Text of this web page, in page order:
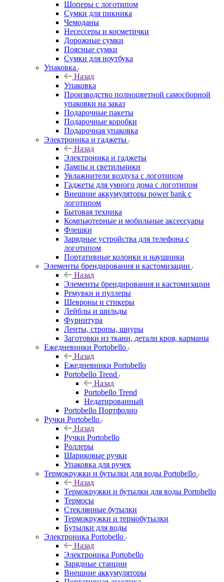
Шоперы с логотипом
Сумки для пикника
Чемоданы
Несессеры и косметички
Дорожные сумки
Поясные сумки
Сумки для ноутбука
Упаковка
Назад
Упаковка
Производство полноцветной самосборной
упаковки на заказ
Подарочные пакеты
Подарочные коробки
Подарочная упаковка
Электроника и гаджеты
Назад
Электроника и гаджеты
Лампы и светильники
Увлажнители воздуха с логотипом
Гаджеты для умного дома с логотипом
Внешние аккумуляторы power bank с
логотипом
Бытовая техника
Компьютерные и мобильные аксессуары
Флешки
Зарядные устройства для телефона с
логотипом
Портативные колонки и наушники
Элементы брендирования и кастомизации
Назад
Элементы брендирования и кастомизации
Ремувки и пуллеры
Шевроны и стикеры
Лейблы и шильды
Фурнитура
Ленты, стропы, шнуры
Заготовки из ткани, детали кроя, карманы
Ежедневники Portobello
Назад
Ежедневники Portobello
Portobello Trend
Назад
Portobello Trend
Недатированный
Portobello Портфолио
Ручки Portobello
Назад
Ручки Portobello
Роллеры
Шариковые ручки
Упаковка для ручек
Термокружки и бутылки для воды Portobello
Назад
Термокружки и бутылки для воды Portobello
Термосы
Стеклянные бутылки
Термокружки и термобутылки
Бутылки для воды
Электроника Portobello
Назад
Электроника Portobello
Зарядные станции
Внешние аккумуляторы